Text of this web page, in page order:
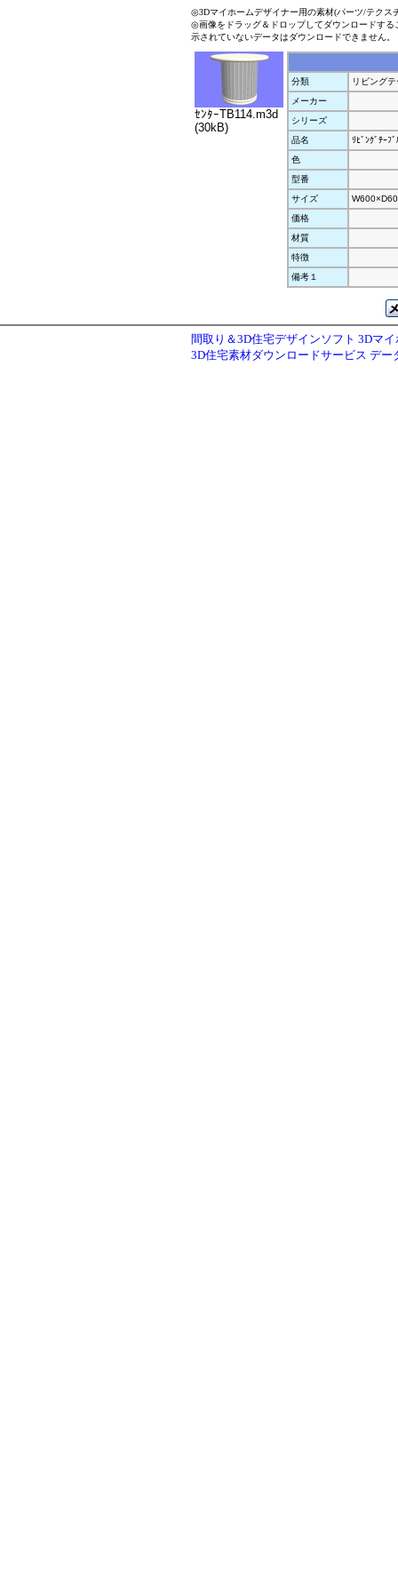
◎3Dマイホームデザイナー用の素材(パーツ/テクス
◎画像をドラッグ＆ドロップしてダウンロードす
示されていないデータはダウンロードできません。
ｾﾝﾀｰTB114.m3d
(30kB)
分類
リビング
メーカー
シリーズ
品名
ﾘﾋﾞﾝｸﾞﾃｰﾌﾞ
色
型番
サイズ
価格
材質
特徴
備考１
間取り＆3D住宅デザインソフト 3Dマ
3D住宅素材ダウンロードサービス デー